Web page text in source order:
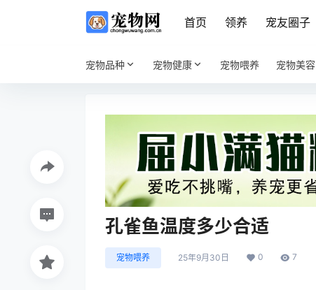
首页 领养 宠友圈子
宠物品种 宠物健康 宠物喂养 宠物美容
孔雀鱼温度多少合适
宠物喂养 25年9月30日 0 7